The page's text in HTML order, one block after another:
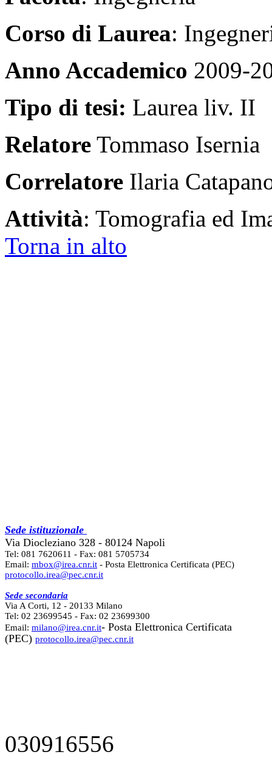
Corso di Laurea:
Anno Accademico 2009-
Tipo di tesi: Laurea liv. II
Relatore Tommaso Isernia
Correlatore Ilaria
Attività: Tomografia ed
Torna in alto
Sede istituzionale
Via Diocleziano 328 - 80124 Napoli
Tel: 081 7620611 - Fax: 081 5705734
Email: mbox@irea.cnr.it - Posta Elettronica Certificata (PEC)
protocollo.irea@pec.cnr.it
Sede secondaria
Via A Corti, 12 - 20133 Milano
Tel: 02 23699545 - Fax: 02 23699300
Email: milano@irea.cnr.it- Posta Elettronica Certificata
(PEC) protocollo.irea@pec.cnr.it
030916556